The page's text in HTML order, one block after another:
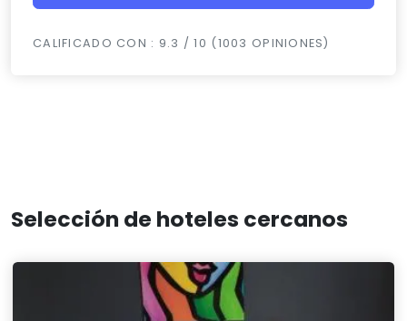
CALIFICADO CON : 9.3 / 10 (1003 OPINIONES)
Selección de hoteles cercanos